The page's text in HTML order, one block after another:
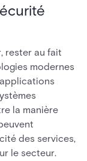
rester au fait
modernes
la manière
des services,
le secteur.